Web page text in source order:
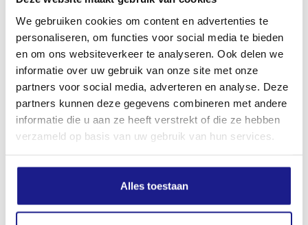
We gebruiken cookies om content en advertenties te
personaliseren, om functies voor social media te bieden
en om ons websiteverkeer te analyseren. Ook delen we
informatie over uw gebruik van onze site met onze
partners voor social media, adverteren en analyse. Deze
partners kunnen deze gegevens combineren met andere
informatie die u aan ze heeft verstrekt of die ze hebben
verzameld op basis van uw gebruik van hun services.
Alles toestaan
Max. gazonrand per acculading AS 2
180 m
Apparaatlengte zonder snijgereedschap
116 cm
74.0 dB(A)
Geluidsvermogenniveau